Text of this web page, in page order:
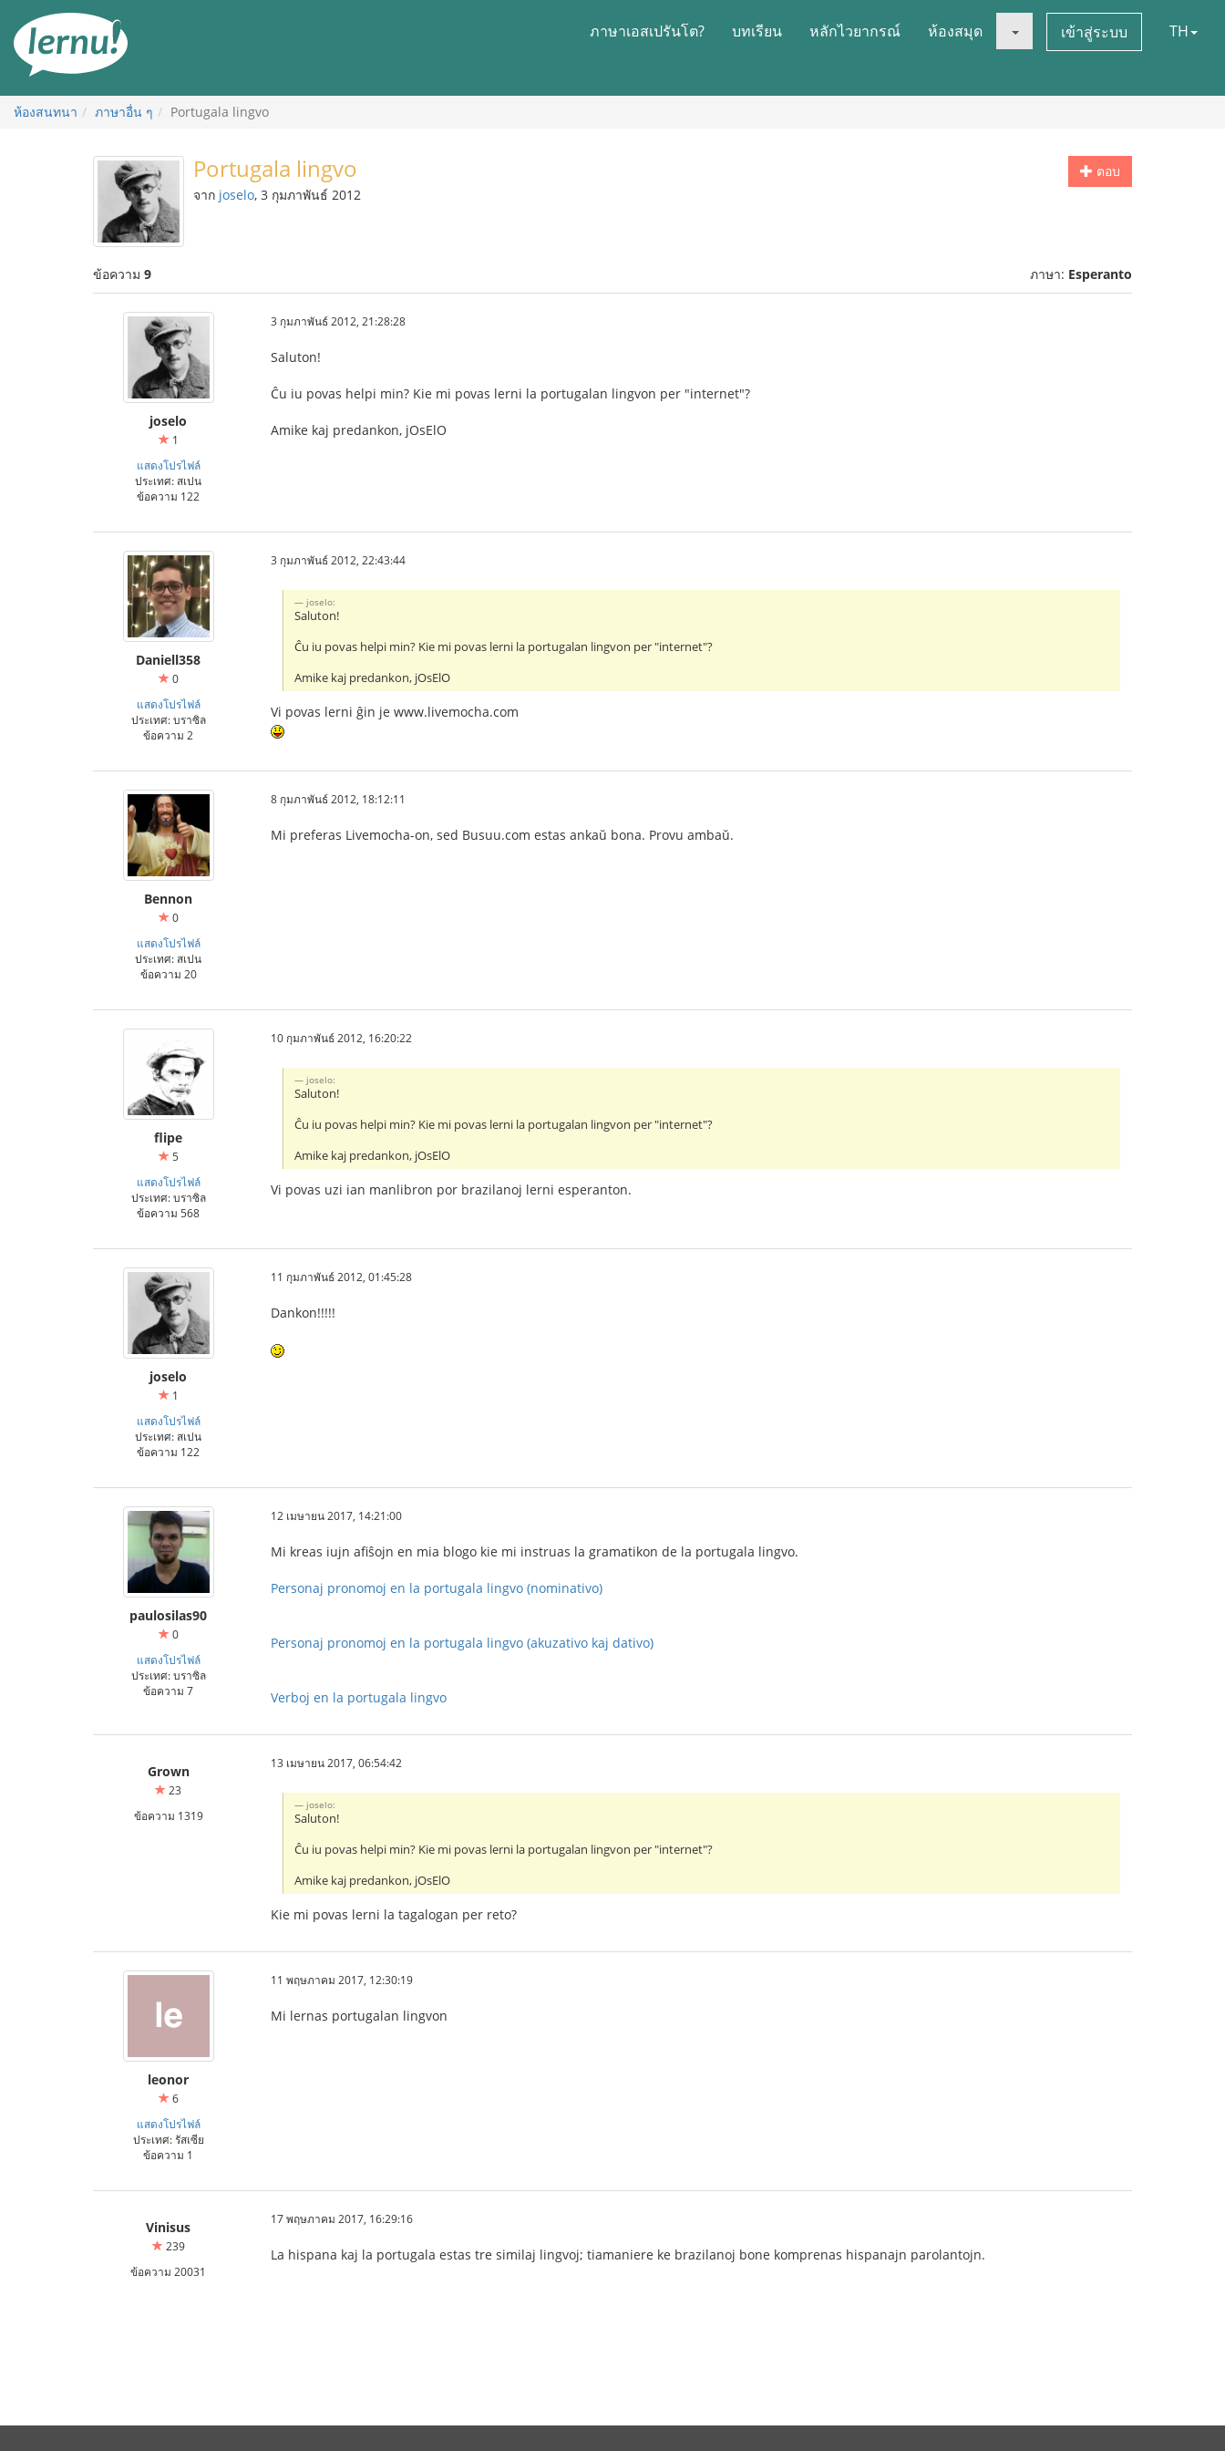
สารบัญ
ภาษาเอสเปรันโต? บทเรียน หลักไวยากรณ์ ห้องสมุด เข้าสู่ระบบ TH
ห้องสนทนา ภาษาอื่น ๆ Portugala lingvo
ตอบ
Portugala lingvo
จาก joselo, 3 กุมภาพันธ์ 2012
ข้อความ 9 ภาษา: Esperanto
joselo
1
แสดงโปรไฟล์
ประเทศ: สเปน
ข้อความ 122
3 กุมภาพันธ์ 2012, 21:28:28
Saluton!
Ĉu iu povas helpi min? Kie mi povas lerni la portugalan lingvon per "internet"?
Amike kaj predankon, jOsElO
Daniell358
0
แสดงโปรไฟล์
ประเทศ: บราซิล
ข้อความ 2
3 กุมภาพันธ์ 2012, 22:43:44
joselo:
Saluton!
Ĉu iu povas helpi min? Kie mi povas lerni la portugalan lingvon per "internet"?
Amike kaj predankon, jOsElO
Vi povas lerni ĝin je www.livemocha.com
Bennon
0
แสดงโปรไฟล์
ประเทศ: สเปน
ข้อความ 20
8 กุมภาพันธ์ 2012, 18:12:11
Mi preferas Livemocha-on, sed Busuu.com estas ankaŭ bona. Provu ambaŭ.
flipe
5
แสดงโปรไฟล์
ประเทศ: บราซิล
ข้อความ 568
10 กุมภาพันธ์ 2012, 16:20:22
joselo:
Saluton!
Ĉu iu povas helpi min? Kie mi povas lerni la portugalan lingvon per "internet"?
Amike kaj predankon, jOsElO
Vi povas uzi ian manlibron por brazilanoj lerni esperanton.
joselo
1
แสดงโปรไฟล์
ประเทศ: สเปน
ข้อความ 122
11 กุมภาพันธ์ 2012, 01:45:28
Dankon!!!!!
paulosilas90
0
แสดงโปรไฟล์
ประเทศ: บราซิล
ข้อความ 7
12 เมษายน 2017, 14:21:00
Mi kreas iujn afiŝojn en mia blogo kie mi instruas la gramatikon de la portugala lingvo.
Personaj pronomoj en la portugala lingvo (nominativo)
Personaj pronomoj en la portugala lingvo (akuzativo kaj dativo)
Verboj en la portugala lingvo
Grown
23
ข้อความ 1319
13 เมษายน 2017, 06:54:42
joselo:
Saluton!
Ĉu iu povas helpi min? Kie mi povas lerni la portugalan lingvon per "internet"?
Amike kaj predankon, jOsElO
Kie mi povas lerni la tagalogan per reto?
leonor
6
แสดงโปรไฟล์
ประเทศ: รัสเซีย
ข้อความ 1
11 พฤษภาคม 2017, 12:30:19
Mi lernas portugalan lingvon
Vinisus
239
ข้อความ 20031
17 พฤษภาคม 2017, 16:29:16
La hispana kaj la portugala estas tre similaj lingvoj; tiamaniere ke brazilanoj bone komprenas hispanajn parolantojn.